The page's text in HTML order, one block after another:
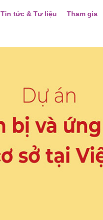
Tin tức & Tư liệu Tham gia